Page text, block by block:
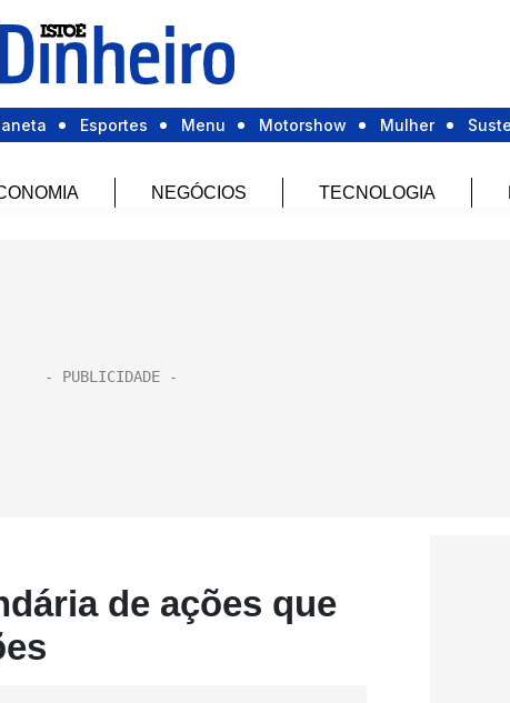
Esportes Menu Motorshow Mulher
NEGÓCIOS TECNOLOGIA
de ações que